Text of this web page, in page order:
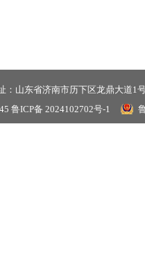
：山东省济南市历下区龙鼎大道1
鲁ICP备 2024102702号-1